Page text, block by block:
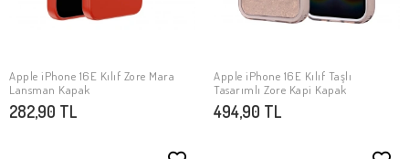
SEPETE EKLE
Apple iPhone 16E Kılıf Zore Mara
Lansman Kapak
282,90 TL
SEPETE EKLE
Apple iPhone 16E Kılıf Taşlı
Tasarımlı Zore Kapi Kapak
494,90 TL